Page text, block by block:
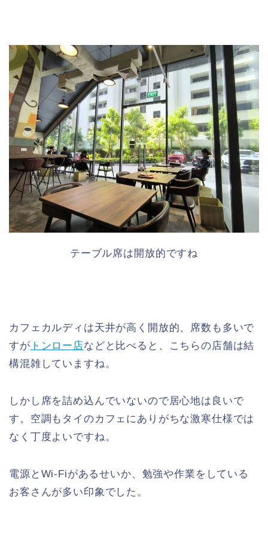
テーブル席は開放的ですね
カフェカルディは天井が高く開放的、席数も多いで
すが トンロー店などと比べると、こちらの店舗は結
構混雑していますね。
しかし席を詰め込んでいないので居心地は良いで
す。空調もタイのカフェにありがちな激寒仕様では
なく丁度よいですね。
電源とWi-Fiがあるせいか、勉強や作業をしている
お客さんが多い印象でした。